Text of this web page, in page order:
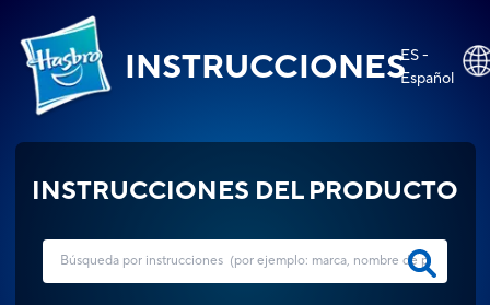
INSTRUCCIONESES -
Español
INSTRUCCIONES DEL PRODUCTO